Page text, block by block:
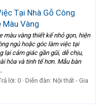
Tại Nhà Gỗ Công
Màu Vàng
màu vàng thiết kế nhỏ gọn, hiện
ngủ hoặc góc làm việc tại
lại cảm giác gần gũi, dễ chịu,
hòa và tinh tế hơn. Mẫu bàn
lời: 0 Diễn đàn: Nội thất - Gia